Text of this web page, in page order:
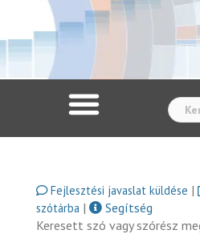
Fejlesztési javaslat küldése |
szótárba |
Segítség
Keresett szó vagy szórész